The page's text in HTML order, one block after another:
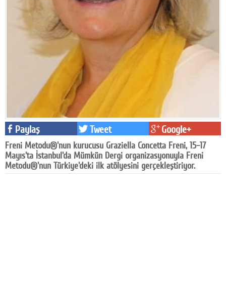
Facebook
Youtube
Polemik
Reklam
Yazarlar
Künye
SOSYAL MEDYA
Paylaş Tweet Google+
Freni Metodu®'nun kurucusu Graziella Concetta Freni, 15–17
Mayıs'ta İstanbul'da Mümkün Dergi organizasyonuyla Freni
Metodu®'nun Türkiye'deki ilk atölyesini gerçekleştiriyor.